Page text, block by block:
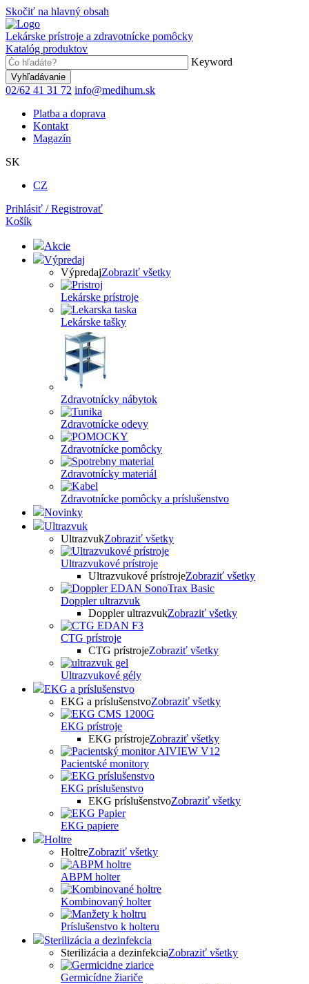
Skočiť na hlavný obsah
Lekárske prístroje a zdravotnícke pomôcky
Katalóg produktov
Keyword
02/62 41 31 72 info@medihum.sk
Platba a doprava
Kontakt
Magazín
SK
CZ
Prihlásiť / Registrovať
Košík
Akcie
Výpredaj
VýpredajZobraziť všetky
Lekárske prístroje
Lekárske tašky
Zdravotnícky nábytok
Zdravotnícke odevy
Zdravotnícke pomôcky
Zdravotnícky materiál
Zdravotnícke pomôcky a príslušenstvo
Novinky
Ultrazvuk
UltrazvukZobraziť všetky
Ultrazvukové prístroje
Ultrazvukové prístrojeZobraziť všetky
Doppler ultrazvuk
Doppler ultrazvukZobraziť všetky
CTG prístroje
CTG prístrojeZobraziť všetky
Ultrazvukové gély
EKG a príslušenstvo
EKG a príslušenstvoZobraziť všetky
EKG prístroje
EKG prístrojeZobraziť všetky
Pacientské monitory
EKG príslušenstvo
EKG príslušenstvoZobraziť všetky
EKG papiere
Holtre
HoltreZobraziť všetky
ABPM holter
Kombinovaný holter
Príslušenstvo k holteru
Sterilizácia a dezinfekcia
Sterilizácia a dezinfekciaZobraziť všetky
Germicídne žiariče